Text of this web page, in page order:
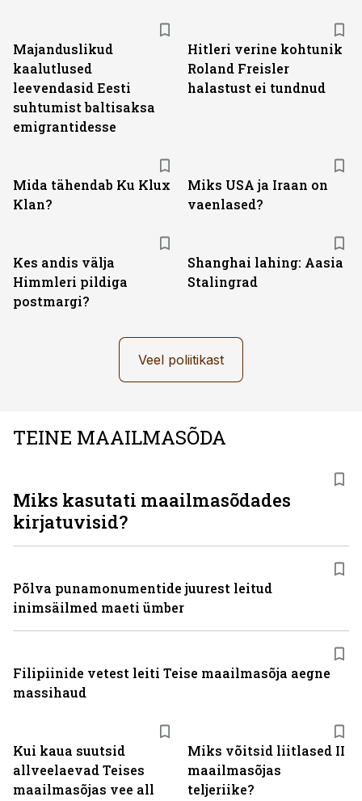
Majanduslikud
kaalutlused
leevendasid Eesti
suhtumist baltisaksa
emigrantidesse
Hitleri verine kohtunik
Roland Freisler
halastust ei tundnud
Mida tähendab Ku Klux
Klan?
Miks USA ja Iraan on
vaenlased?
Kes andis välja
Himmleri pildiga
postmargi?
Shanghai lahing: Aasia
Stalingrad
Veel poliitikast
TEINE MAAILMASÕDA
Kui kaua suutsid
allveelaevad Teises
maailmasõjas vee all
Miks võitsid liitlased II
maailmasõjas
teljeriike?
Miks kasutati maailmasõdades
kirjatuvisid?
Põlva punamonumentide juurest leitud
inimsäilmed maeti ümber
Filipiinide vetest leiti Teise maailmasõja aegne
massihaud